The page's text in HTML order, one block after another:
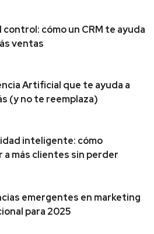
control: cómo un CRM te ayuda
ventas
Artificial que te ayuda a
(y no te reemplaza)
inteligente: cómo
a más clientes sin perder
emergentes en marketing
para 2025